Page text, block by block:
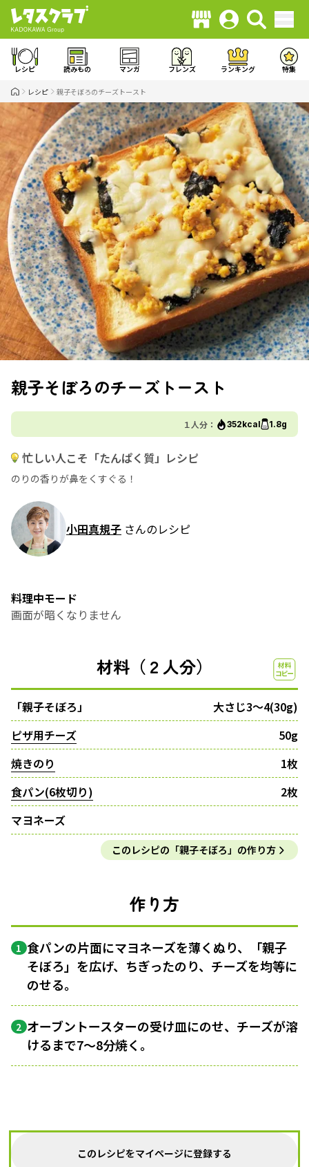
レシピ 読みもの マンガ フレンズ ランキング 特集
レシピ 親子そぼろのチーズトースト
親子そぼろのチーズトースト
１人分： 352kcal 1.8g
忙しい人こそ「たんぱく質」レシピ
のりの香りが鼻をくすぐる！
小田真規子 さんのレシピ
料理中モード
画面が暗くなりません
材料（２人分）
「親子そぼろ」
大さじ3～4(30g)
ピザ用チーズ
50g
焼きのり
1枚
食パン(6枚切り)
2枚
マヨネーズ
このレシピの「親子そぼろ」の作り方
作り方
1 食パンの片面にマヨネーズを薄くぬり、「親子
そぼろ」を広げ、ちぎったのり、チーズを均等に
のせる。
2 オーブントースターの受け皿にのせ、チーズが溶
けるまで7～8分焼く。
このレシピをマイページに登録する